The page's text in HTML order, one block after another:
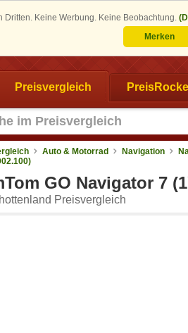
Dritten. Keine Werbung. Keine Beobachtung.
Merken
Preisvergleich
Auto & Motorrad Navigation
GO Navigator 7
Preisvergleich